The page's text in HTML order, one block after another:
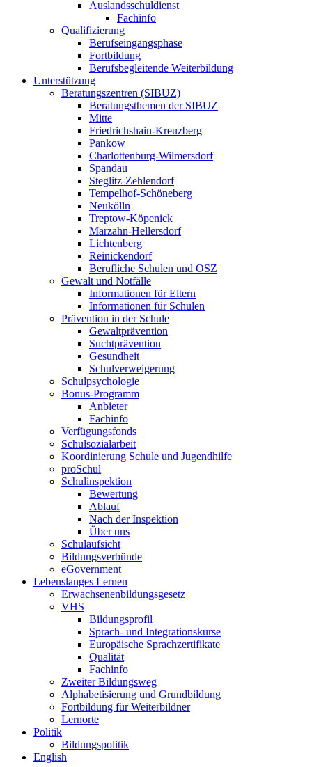
Auslands­schuldienst
Fachinfo
Qualifizierung
Berufseingangs­phase
Fortbildung
Berufs­begleitende Weiterbildung
Unterstützung
Beratungszentren (SIBUZ)
Beratungsthemen der SIBUZ
Mitte
Friedrichshain-Kreuzberg
Pankow
Charlottenburg-Wilmersdorf
Spandau
Steglitz-Zehlendorf
Tempelhof-Schöneberg
Neukölln
Treptow-Köpenick
Marzahn-Hellersdorf
Lichtenberg
Reinickendorf
Berufliche Schulen und OSZ
Gewalt und Notfälle­
Informationen für Eltern
Informationen für Schulen
Prävention in der Schule
Gewalt­prävention
Sucht­prävention
Gesundheit
Schul­verweigerung
Schul­psychologie
Bonus-Programm
Anbieter
Fachinfo
Verfügungsfonds
Schul­sozial­arbeit
Koordinierung Schule und Jugendhilfe
proSchul
Schulinspektion
Bewertung
Ablauf
Nach der Inspektion
Über uns
Schulaufsicht
Bildungs­verbünde
eGovernment
Lebenslanges Lernen
Erwachsenenbildungsgesetz
VHS
Bildungsprofil
Sprach- und Integrationskurse
Europäische Sprachzertifikate
Qualität
Fachinfo
Zweiter Bildungsweg
Alpha­betisierung und Grundbildung
Fortbildung für Weiterbildner
Lernorte
Politik
Bildungspolitik
English